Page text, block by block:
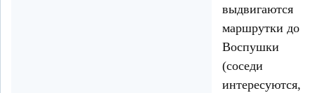
выдвигаются
маршрутки до
Воспушки
(соседи
интересуются,